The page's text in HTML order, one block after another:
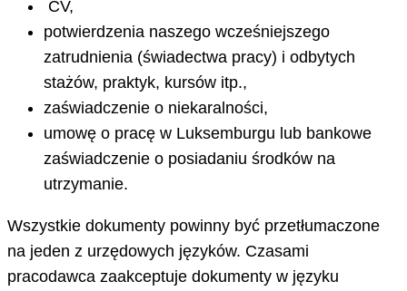
CV,
potwierdzenia naszego wcześniejszego
zatrudnienia (świadectwa pracy) i odbytych
stażów, praktyk, kursów itp.,
zaświadczenie o niekaralności,
umowę o pracę w Luksemburgu lub bankowe
zaświadczenie o posiadaniu środków na
utrzymanie.
Wszystkie dokumenty powinny być przetłumaczone
na jeden z urzędowych języków. Czasami
pracodawca zaakceptuje dokumenty w języku